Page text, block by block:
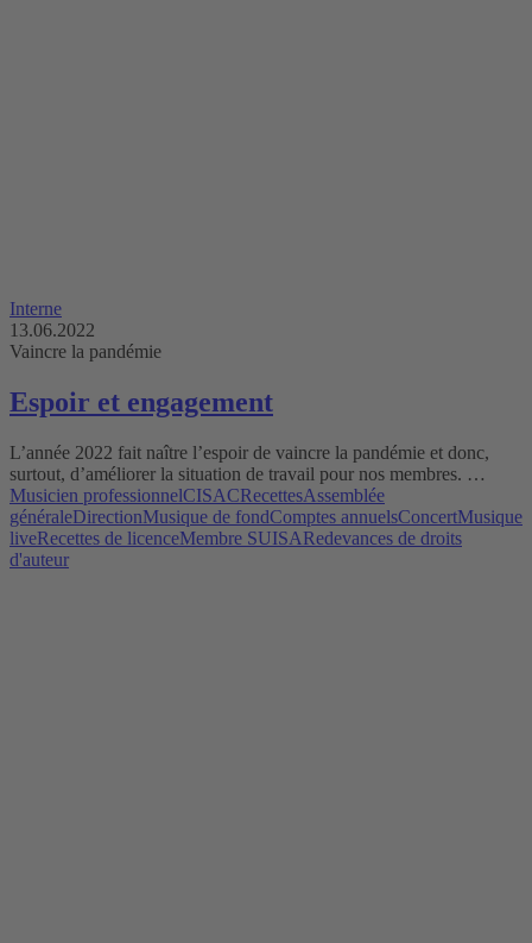
Interne
13.06.2022
Vaincre la pandémie
Espoir et engagement
L’année 2022 fait naître l’espoir de vaincre la pandémie et donc,
surtout, d’améliorer la situation de travail pour nos membres. …
Musicien professionnelCISACRecettesAssemblée
généraleDirectionMusique de fondComptes annuelsConcertMusique
liveRecettes de licenceMembre SUISARedevances de droits
d'auteur